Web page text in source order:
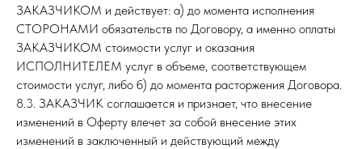
ЗАКАЗЧИКОМ и действует: а) до момента исполнения
СТОРОНАМИ обязательств по Договору, а именно оплаты
ЗАКАЗЧИКОМ стоимости услуг и оказания
ИСПОЛНИТЕЛЕМ услуг в объеме, соответствующем
стоимости услуг, либо б) до момента расторжения Договора.
8.3. ЗАКАЗЧИК соглашается и признает, что внесение
изменений в Оферту влечет за собой внесение этих
изменений в заключенный и действующий между